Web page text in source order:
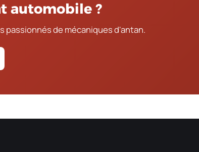
automobile ?
passionnés de mécaniques d'antan.